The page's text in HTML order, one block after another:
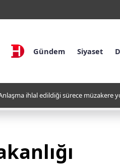
Gündem Siyaset
Kiyev’in İstihbarat ve Mafya